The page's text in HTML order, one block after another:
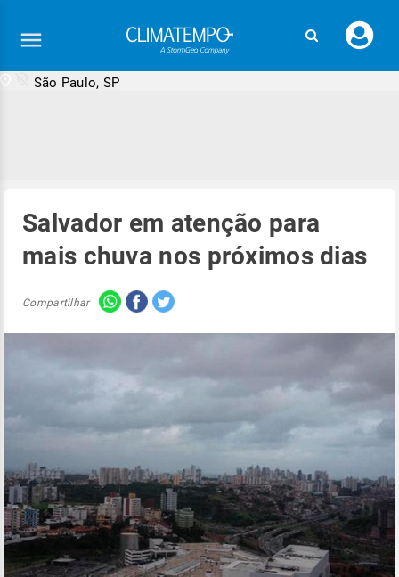
seu
São Paulo, SP
Salvador em atenção para
mais chuva nos próximos dias
Compartilhar